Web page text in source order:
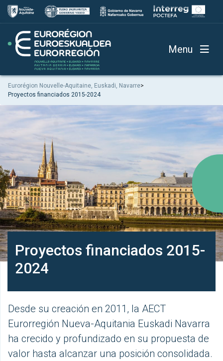
Menu
Eurorégion Nouvelle-Aquitaine, Euskadi, Navarre>
Proyectos financiados 2015-2024
Proyectos financiados 2015-
2024
Desde su creación en 2011, la AECT
Eurorregión Nueva-Aquitania Euskadi Navarra
ha crecido y profundizado en su propuesta de
valor hasta alcanzar una posición consolidada.